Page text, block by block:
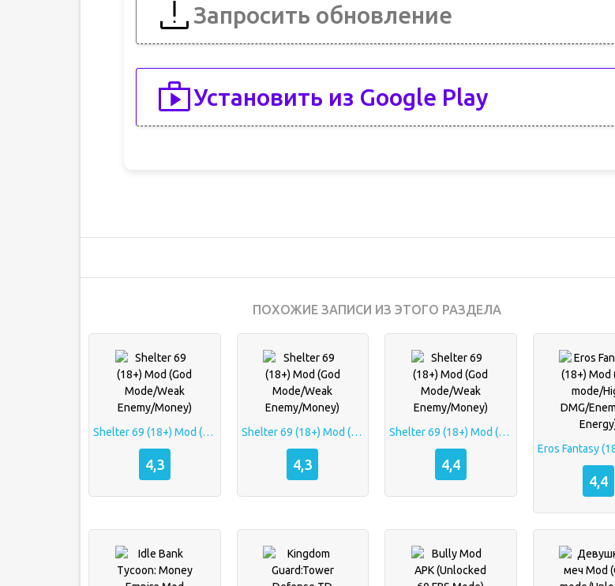
Запросить обновление
Установить из Google Play
ПОХОЖИЕ ЗАПИСИ ИЗ ЭТОГО РАЗДЕЛА
Shelter 69 (18+) Mod (God Mode/Weak Enemy/Money)
4,3
Shelter 69 (18+) Mod (God Mode/Weak Enemy/Money)
4,3
Shelter 69 (18+) Mod (God Mode/Weak Enemy/Money)
4,4
4,4